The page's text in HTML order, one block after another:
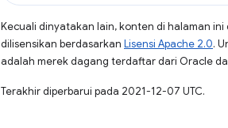
Kecuali dinyatakan lain, konten di halaman ini
dilisensikan berdasarkan Lisensi Apache 2.0.
adalah merek dagang terdaftar dari Oracle
Terakhir diperbarui pada 2021-12-07 UTC.